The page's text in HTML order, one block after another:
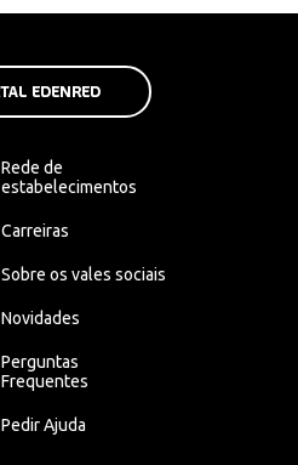
EDENRED
Rede de
estabelecimentos
Carreiras
Sobre os vales sociais
Novidades
Perguntas
Frequentes
Pedir Ajuda